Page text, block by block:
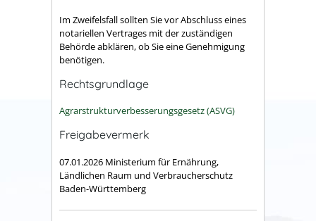
Im Zweifelsfall sollten Sie vor Abschluss eines
notariellen Vertrages mit der zuständigen
Behörde abklären, ob Sie eine Genehmigung
benötigen.
Rechtsgrundlage
Agrarstrukturverbesserungsgesetz (ASVG)
Freigabevermerk
07.01.2026 Ministerium für Ernährung,
Ländlichen Raum und Verbraucherschutz
Baden-Württemberg